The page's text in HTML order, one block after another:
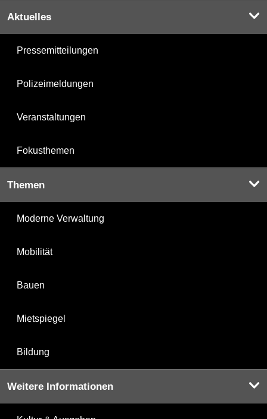
Aktuelles
Pressemitteilungen
Polizeimeldungen
Veranstaltungen
Fokusthemen
Themen
Moderne Verwaltung
Mobilität
Bauen
Mietspiegel
Bildung
Weitere Informationen